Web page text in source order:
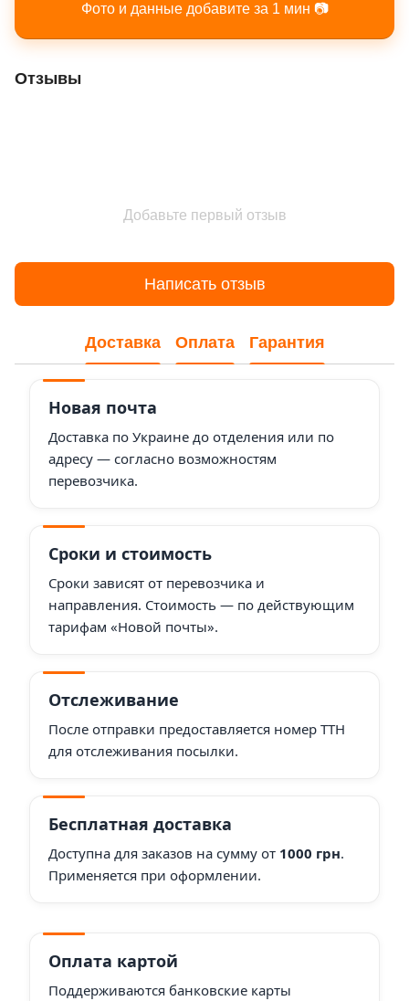
Фото и данные добавите за 1 мин 📷
Отзывы
Добавьте первый отзыв
Написать отзыв
Доставка Оплата Гарантия
Новая почта
Доставка по Украине до отделения или по
адресу — согласно возможностям
перевозчика.
Сроки и стоимость
Сроки зависят от перевозчика и
направления. Стоимость — по действующим
тарифам «Новой почты».
Отслеживание
После отправки предоставляется номер ТТН
для отслеживания посылки.
Бесплатная доставка
Доступна для заказов на сумму от 1000 грн.
Применяется при оформлении.
Оплата картой
Поддерживаются банковские карты